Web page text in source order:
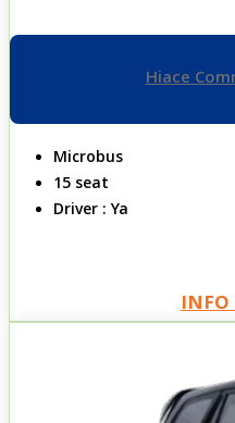
Hiace
Microbus
15 seat
Driver : Ya
INFO